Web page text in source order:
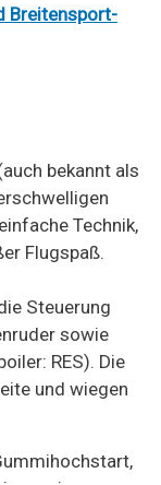
Breitensport-
bekannt als
Technik,
Flugspaß.
Steuerung
sowie
RES). Die
und wiegen